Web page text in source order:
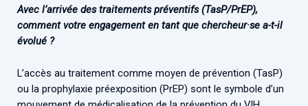
Avec l’arrivée des traitements préventifs (TasP/PrEP),
comment votre engagement en tant que chercheur·se a-t-il
évolué ?
L’accès au traitement comme moyen de prévention (TasP)
ou la prophylaxie préexposition (PrEP) sont le symbole d’un